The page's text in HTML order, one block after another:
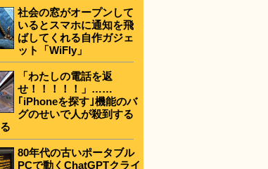
社会の窓がオープンして
いるとスマホに通知を飛
ばしてくれる自作ガジェ
ット「WiFly」
「わたしの電話を返
せ！！！！！」……
｢iPhoneを探す｣機能のバ
グのせいで人が殺到する
80年代の古いポータブル
PCで動くChatGPTクライ